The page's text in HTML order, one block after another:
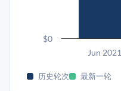
Jun 2021
$0
历史轮次 最新一轮